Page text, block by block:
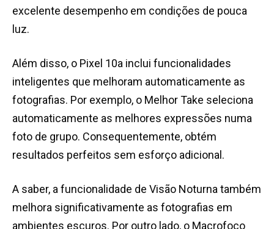
excelente desempenho em condições de pouca
luz.
Além disso, o Pixel 10a inclui funcionalidades
inteligentes que melhoram automaticamente as
fotografias. Por exemplo, o Melhor Take seleciona
automaticamente as melhores expressões numa
foto de grupo. Consequentemente, obtém
resultados perfeitos sem esforço adicional.
A saber, a funcionalidade de Visão Noturna também
melhora significativamente as fotografias em
ambientes escuros. Por outro lado, o Macrofoco